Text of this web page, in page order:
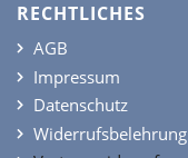
RECHTLICHES
AGB
Impressum
Datenschutz
Widerrufsbelehrung